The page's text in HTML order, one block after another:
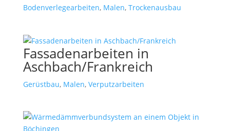
Bodenverlegearbeiten, Malen, Trockenausbau
Fassadenarbeiten in
Aschbach/Frankreich
Gerüstbau, Malen, Verputzarbeiten